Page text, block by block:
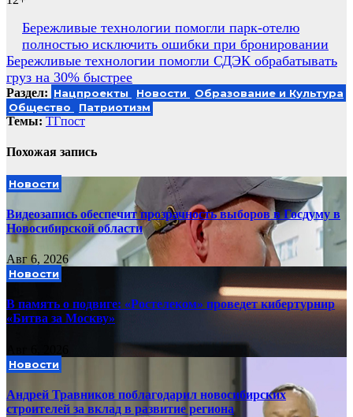
Навигация
по
записям
Бережливые технологии помогли парк-отелю
полностью исключить ошибки при бронировании
Бережливые технологии помогли СДЭК обрабатывать
груз на 30% быстрее
Раздел: Нацпроекты Новости
Образование и Культура
Общество
Патриотизм
Темы: ТГпост
Похожая запись
Новости
Видеозапись обеспечит прозрачность выборов в Госдуму в
Новосибирской области
Авг 6, 2026
Новости
В память о подвиге: «Ростелеком» проведет кибертурнир
«Битва за Москву»
Новости
Андрей Травников поблагодарил новосибирских
строителей за вклад в развитие региона